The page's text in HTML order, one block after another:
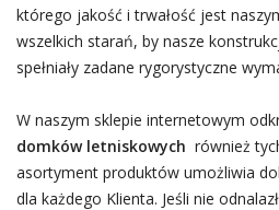
którego jakość i trwałość jest
wszelkich starań, by nasze
spełniały zadane rygorystyczne
W naszym sklepie internetowym
domków letniskowych również
asortyment produktów umożliwia
dla każdego Klienta. Jeśli nie